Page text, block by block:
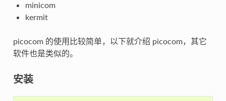
minicom
kermit
picocom 的使用比较简单，以下就介绍 picocom，其它
软件也是类似的。
安装